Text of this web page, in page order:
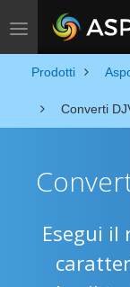
Attiva/disattiva la
Prodotti
Converti
Esegui il